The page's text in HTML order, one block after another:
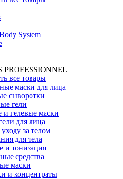
System
PROFESSIONNEL
все товары
маски для лица
сыворотки
гели
и гелевые маски
для лица
за телом
для тела
и тонизация
средства
маски
и концентраты